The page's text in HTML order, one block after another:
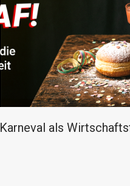
Karneval als